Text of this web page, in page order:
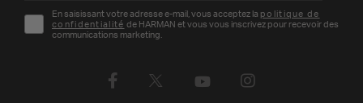
En saisissant votre adresse e-mail, vous acceptez la politique de
confidentialité de HARMAN et vous vous inscrivez pour recevoir des
communications marketing.